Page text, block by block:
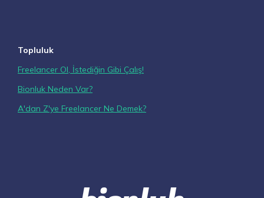
Topluluk
Freelancer Ol, İstediğin Gibi Çalış!
Bionluk Neden Var?
A'dan Z'ye Freelancer Ne Demek?